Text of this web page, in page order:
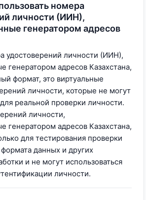
номера
личности (ИИН),
генератором адресов
удостоверений личности (ИИН),
генератором адресов Казахстана,
формат, это виртуальные
личности, которые не могут
реальной проверки личности.
личности,
генератором адресов Казахстана,
для тестирования проверки
данных и других
и не могут использоваться
личности.